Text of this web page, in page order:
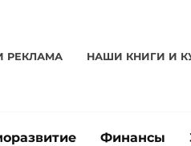
РЕКЛАМА НАШИ КНИГИ И
Финансы